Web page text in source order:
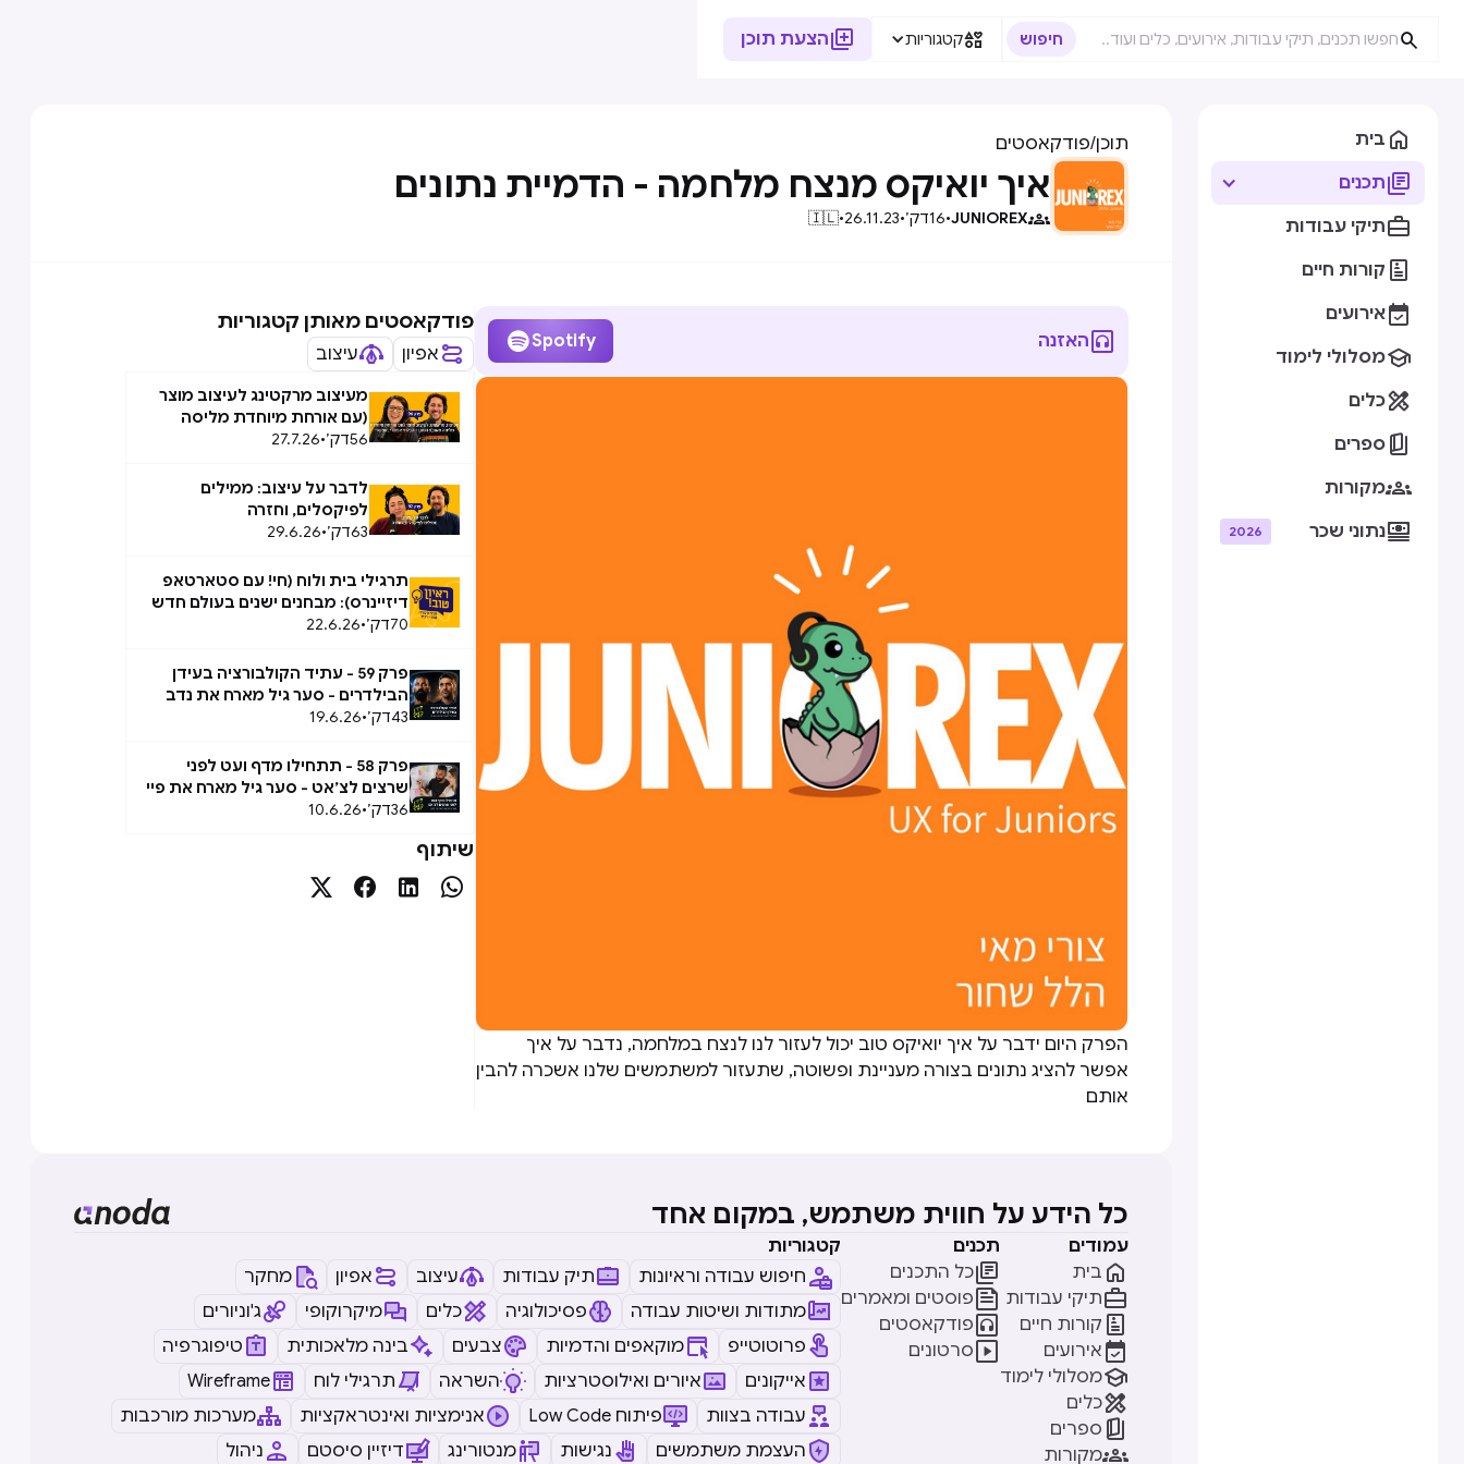

קטגוריות הצעת תוכן
 בית
תכנים
תיקי עבודות
 קורות חיים
אירועים
מסלולי לימוד
כלים
 ספרים
מקורות
נתוני שכר 2026
תוכן/פודקאסטים
איך יואיקס מנצח מלחמה - הדמיית נתונים

JUNIOREX
•
16דק׳•
26.11.23
•
🇮🇱
האזנה Spotify

הפרק היום ידבר על איך יואיקס טוב יכול לעזור לנו לנצח במלחמה, נדבר על איך
אפשר להציג נתונים בצורה מעניינת ופשוטה, שתעזור למשתמשים שלנו אשכרה להבין
אותם
פודקאסטים מאותן קטגוריות
אפיון עיצוב
מעיצוב מרקטינג לעיצוב מוצר
(עם אורחת מיוחדת מליסה
טאוב): המעבר הבלתי אפשרי,
56דק׳•
27.7.26
לדבר על עיצוב: ממילים
לפיקסלים, וחזרה
63דק׳•
29.6.26
תרגילי בית ולוח (חי! עם סטארטאפ
דיזיינרס): מבחנים ישנים בעולם חדש
70דק׳•
22.6.26
פרק 59 - עתיד הקולבורציה בעידן
הבילדרים - סער גיל מארח את נדב
אבידן
43דק׳•
19.6.26
פרק 58 - תתחילו מדף ועט לפני
שרצים לצ׳אט - סער גיל מארח את פיי
ברק
36דק׳•
10.6.26
שיתוף




כל הידע על חווית משתמש, במקום אחד
עמודים
בית 
תיקי עבודות
קורות חיים 
אירועים 
מסלולי לימוד
כלים
ספרים 
מקורות
תכנים
כל התכנים
פוסטים ומאמרים
פודקאסטים
סרטונים
קטגוריות
חיפוש עבודה וראיונות
תיק עבודות עיצוב אפיון
מחקר
מתודות ושיטות עבודה
פסיכולוגיה כלים מיקרוקופי
ג'וניורים
פרוטוטייפ
מוקאפים והדמיות צבעים בינה מלאכותית
טיפוגרפיה
אייקונים
איורים ואילוסטרציות השראה תרגילי לוח
Wireframe
עבודה בצוות
Low Code פיתוח אנימציות ואינטראקציות
מערכות מורכבות
העצמת משתמשים
נגישות מנטורינג דיזיין סיסטם ניהול